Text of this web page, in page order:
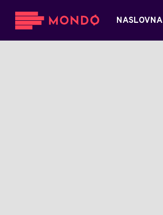
NASLOVNA